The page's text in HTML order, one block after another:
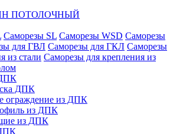
ПОТОЛОЧНЫЙ
Саморезы SL Саморезы WSD Саморезы
для ГВЛ Саморезы для ГКЛ Саморезы
из стали Саморезы для крепления из
ДПК
ограждение из ДПК
из ДПК
из ДПК